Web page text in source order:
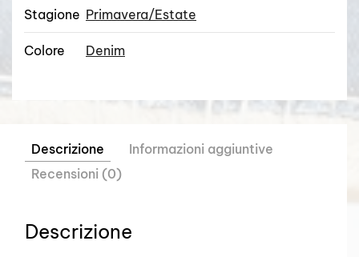
Stagione Primavera/Estate
Colore Denim
Descrizione
Informazioni aggiuntive
Recensioni (0)
Descrizione